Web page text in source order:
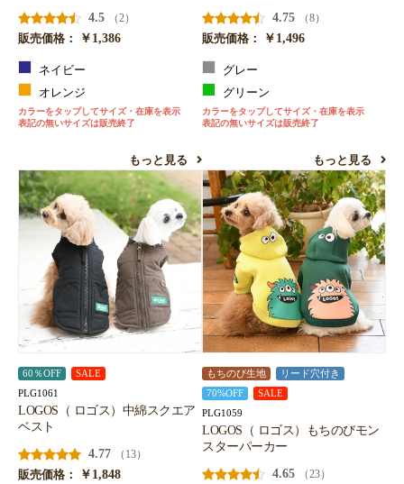
4.5
（2）
販売価格：
￥1,386
ネイビー
オレンジ
カラーをタップしてサイズ・在庫を表示
表記の無いサイズは販売終了
もっと見る
4.75
（8）
販売価格：
￥1,496
グレー
グリーン
カラーをタップしてサイズ・在庫を表示
表記の無いサイズは販売終了
もっと見る
60％OFF SALE
PLG1061
LOGOS（ ロゴス）中綿スクエア
ベスト
4.77
（13）
販売価格：
￥1,848
もちのび生地
リード穴付き
70%OFF
SALE
PLG1059
LOGOS（ ロゴス）もちのびモン
スターパーカー
4.65
（23）